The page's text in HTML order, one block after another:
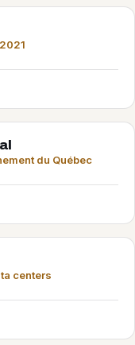
du Québec
centers